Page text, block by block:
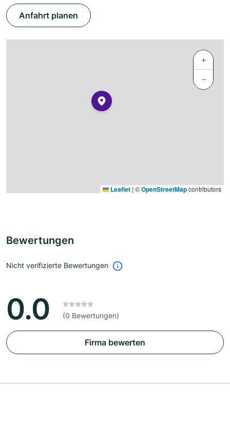
Anfahrt planen
+
−
Leaflet | ©OpenStreetMapcontributors
Bewertungen
Nicht verifizierte Bewertungen
0.0 (0 Bewertungen)
Firma bewerten